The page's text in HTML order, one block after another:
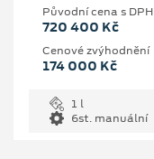
Původní cena s DPH
720 400 Kč
Cenové zvýhodnění
174 000 Kč
1 l
6st. manuální